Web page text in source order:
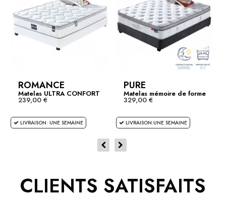
ROMANCE
Matelas ULTRA CONFORT
ROMANCE
239,00 €
LIVRAISON: UNE SEMAINE
PURE
Matelas mémoire de forme
PURE
329,00 €
LIVRAISON:UNE SEMAINE
CLIENTS SATISFAITS